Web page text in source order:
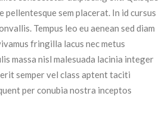
pellentesque sem placerat. In id cursus
Tempus leo eu aenean sed diam
fringilla lacus nec metus
massa nisl malesuada lacinia integer
semper vel class aptent taciti
per conubia nostra inceptos